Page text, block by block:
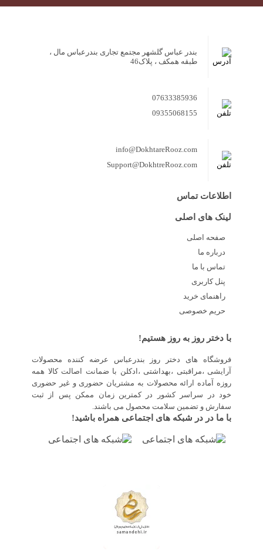
بندر عباس گلشهر مجتمع تجاری بندرعباس مال ،
طبقه همکف ، پلاک46
07633385936
09355068155
info@DokhtareRooz.com
Support@DokhtreRooz.com
اطلاعات تماس
لینک های اصلی
صفحه اصلی
درباره ما
تماس با ما
پنل کاربری
راهنمای خرید
حریم خصوصی
با دختر روز به روز هستیم!
فروشگاه های دختر روز بندرعباس عرضه کننده محصولات
آرایشی ،مراقبتی ،بهداشتی ،ادکلن با ضمانت اصالت کالا همه
روزه آماده ارائه محصولات به مشتریان حضوری و غیر حضوری
خود در سراسر کشور در کمترین زمان ممکن پس از ثبت
سفارش و تضمین سلامت محصول می باشند.
با ما در در شبکه های اجتماعی همراه باشید!